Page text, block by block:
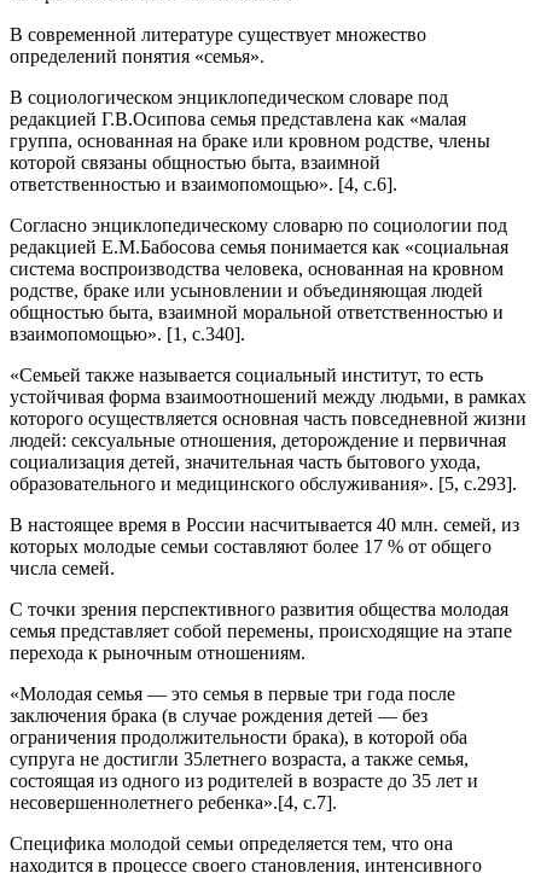
В современной литературе существует множество
определений понятия «семья».
В социологическом энциклопедическом словаре под
редакцией Г.В.Осипова семья представлена как «малая
группа, основанная на браке или кровном родстве, члены
которой связаны общностью быта, взаимной
ответственностью и взаимопомощью». [4, с.6].
Согласно энциклопедическому словарю по социологии под
редакцией Е.М.Бабосова семья понимается как «социальная
система воспроизводства человека, основанная на кровном
родстве, браке или усыновлении и объединяющая людей
общностью быта, взаимной моральной ответственностью и
взаимопомощью». [1, с.340].
«Семьей также называется социальный институт, то есть
устойчивая форма взаимоотношений между людьми, в рамках
которого осуществляется основная часть повседневной жизни
людей: сексуальные отношения, деторождение и первичная
социализация детей, значительная часть бытового ухода,
образовательного и медицинского обслуживания». [5, с.293].
В настоящее время в России насчитывается 40 млн. семей, из
которых молодые семьи составляют более 17 % от общего
числа семей.
С точки зрения перспективного развития общества молодая
семья представляет собой перемены, происходящие на этапе
перехода к рыночным отношениям.
«Молодая семья — это семья в первые три года после
заключения брака (в случае рождения детей — без
ограничения продолжительности брака), в которой оба
супруга не достигли 35летнего возраста, а также семья,
состоящая из одного из родителей в возрасте до 35 лет и
несовершеннолетнего ребенка».[4, с.7].
Специфика молодой семьи определяется тем, что она
находится в процессе своего становления, интенсивного